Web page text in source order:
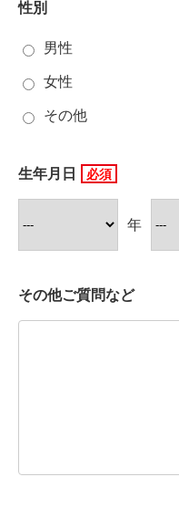
性別
男性
女性
その他
生年月日
年
その他ご質問など